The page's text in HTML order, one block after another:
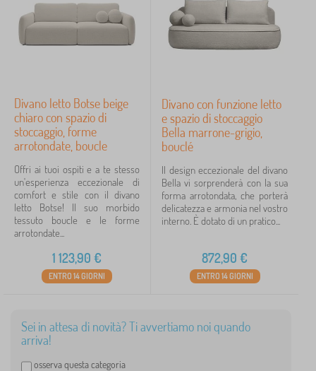
Divano letto Botse beige
chiaro con spazio di
stoccaggio, forme
arrotondate, boucle
Offri ai tuoi ospiti e a te stesso
un'esperienza eccezionale di
comfort e stile con il divano
letto Botse! Il suo morbido
tessuto boucle e le forme
arrotondate...
1 123,90 €
ENTRO 14 GIORNI
Divano con funzione letto
e spazio di stoccaggio
Bella marrone-grigio,
bouclé
Il design eccezionale del divano
Bella vi sorprenderà con la sua
forma arrotondata, che porterà
delicatezza e armonia nel vostro
interno. È dotato di un pratico...
872,90 €
ENTRO 14 GIORNI
Sei in attesa di novità? Ti avvertiamo noi quando
arriva!
osserva questa categoria